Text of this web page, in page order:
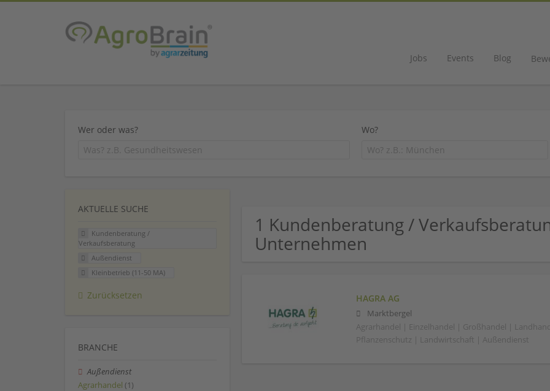
Jobs Events Blog
Wer oder was? Wo?
1 Kundenberatung /
Unternehmen
HAGRA AG
Marktbergel
Agrarhandel | Einzelhandel | Großhandel |
Pflanzenschutz | Landwirtschaft | Außendienst
AKTUELLE SUCHE
Kundenberatung /
Verkaufsberatung
Außendienst
Kleinbetrieb (11-50 MA)
Zurücksetzen
BRANCHE
Außendienst
Agrarhandel (1)